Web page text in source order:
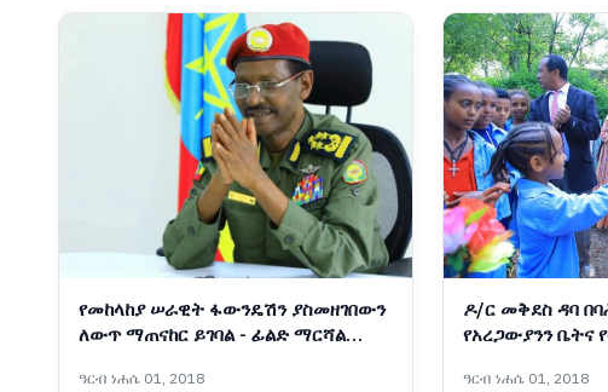
የመከላከያ ሠራዊት ፋውንዴሽን ያስመዘገበውን
ለውጥ ማጠናከር ይገባል - ፊልድ ማርሻል
ዓርብ ነሐሴ 01, 2018
ዶ/ር መቅደስ ዳባ
የአረጋውያንን ቤትና
ዓርብ ነሐሴ 01, 2018